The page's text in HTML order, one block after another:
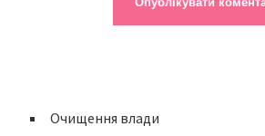
Очищення влади